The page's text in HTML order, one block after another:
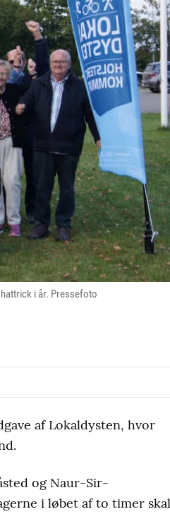
i år. Pressefoto
af Lokaldysten, hvor
og Naur-Sir-
i løbet af to timer